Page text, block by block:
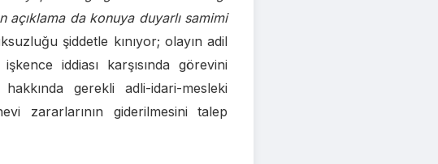
da konuya duyarlı samimi
şiddetle kınıyor; olayın adil
iddiası karşısında görevini
gerekli adli-idari-mesleki
zararlarının giderilmesini talep